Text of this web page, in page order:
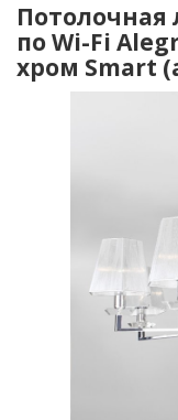
Потолочная
по Wi-Fi
хром Smart